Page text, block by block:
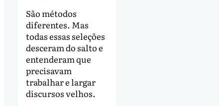
São métodos
diferentes. Mas
todas essas seleções
desceram do salto e
entenderam que
precisavam
trabalhar e largar
discursos velhos.